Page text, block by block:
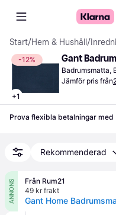
Start/Hem & Hushåll /
-12%
+1
Gant
Badrumsmatta,
Jämför pris från
Prova flexibla betalningar med
Rekommenderad
ANNONS
Från Rum21
49 kr frakt